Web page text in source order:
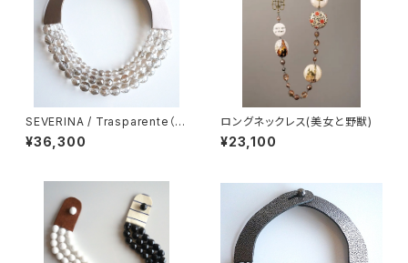
SEVERINA / Trasparente（セ
ヴェリナ・ネックレス）
¥36,300
ロングネックレス(美女と野獣)
¥23,100